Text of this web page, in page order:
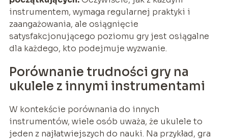
instrumentem, wymaga regularnej praktyki i
zaangażowania, ale osiągnięcie
satysfakcjonującego poziomu gry jest osiągalne
dla każdego, kto podejmuje wyzwanie.
Porównanie trudności gry na
ukulele z innymi instrumentami
W kontekście porównania do innych
instrumentów, wiele osób uważa, że ukulele to
jeden z najłatwiejszych do nauki. Na przykład, gra